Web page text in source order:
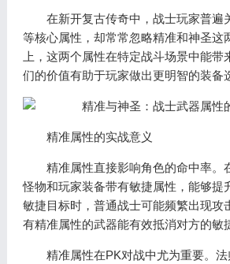
在新开复古传奇中，战士玩家普遍
等核心属性，却常常忽略精准和神圣这
上，这两个属性在特定战斗场景中能带
们的价值有助于玩家做出更明智的装备
精准属性的实战意义
精准属性直接影响角色的命中率。
怪物和玩家装备带有敏捷属性，能够提
敏捷目标时，普通战士可能频繁出现攻
有精准属性的武器能有效抵消对方的敏
精准属性在PK对战中尤为重要。法